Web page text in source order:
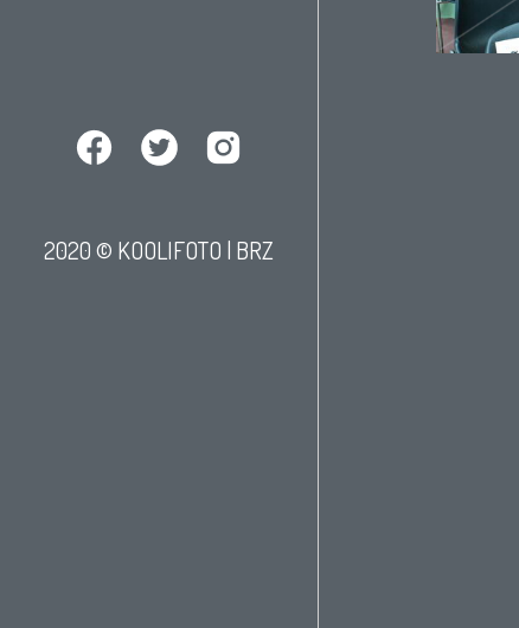
2020 © KOOLIFOTO | BRZ